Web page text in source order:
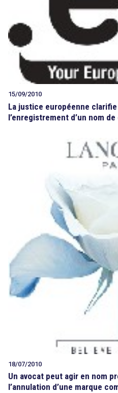
15/09/2010
La justice européenne clarifie
l’enregistrement d’un nom de
18/07/2010
Un avocat peut agir en nom
l’annulation d’une marque